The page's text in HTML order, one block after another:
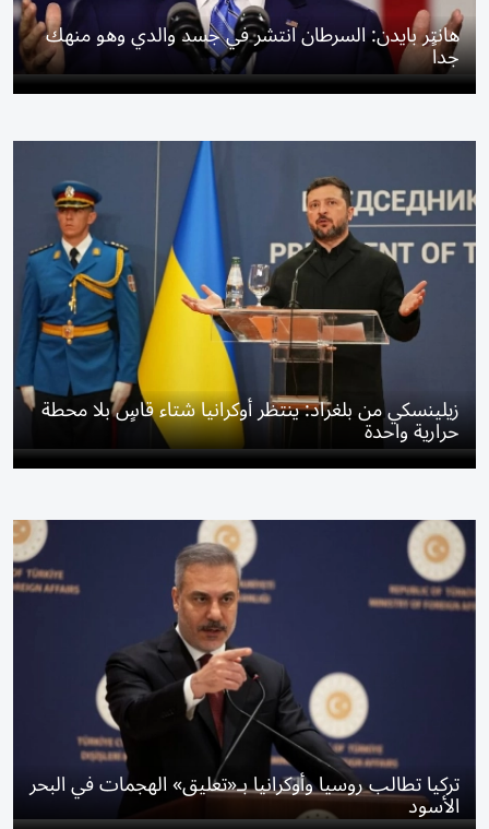
هانتر بايدن: السرطان انتشر في جسد والدي وهو منهك
جداً
زيلينسكي من بلغراد: ينتظر أوكرانيا شتاء قاسٍ بلا محطة
حرارية واحدة
تركيا تطالب روسيا وأوكرانيا بـ«تعليق» الهجمات في البحر
الأسود